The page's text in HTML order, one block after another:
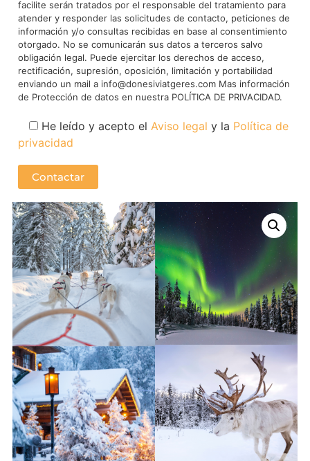
facilite serán tratados por el responsable del tratamiento para
atender y responder las solicitudes de contacto, peticiones de
información y/o consultas recibidas en base al consentimiento
otorgado. No se comunicarán sus datos a terceros salvo
obligación legal. Puede ejercitar los derechos de acceso,
rectificación, supresión, oposición, limitación y portabilidad
enviando un mail a info@donesiviatgeres.com Mas información
de Protección de datos en nuestra POLÍTICA DE PRIVACIDAD.
He leído y acepto el Aviso legal y la Política de
privacidad